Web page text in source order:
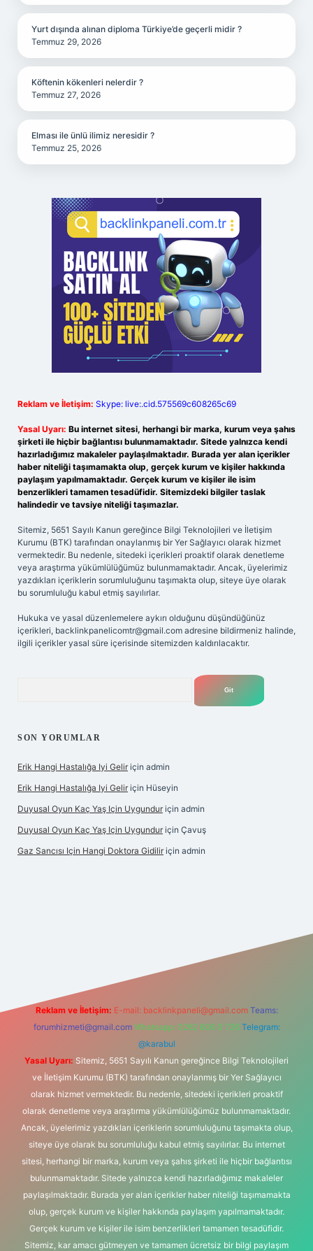
Yurt dışında alınan diploma Türkiye’de geçerli midir ?
Temmuz 29, 2026
Köftenin kökenleri nelerdir ?
Temmuz 27, 2026
Elması ile ünlü ilimiz neresidir ?
Temmuz 25, 2026
Reklam ve İletişim: Skype: live:.cid.575569c608265c69
Yasal Uyarı: Bu internet sitesi, herhangi bir marka, kurum veya şahıs
şirketi ile hiçbir bağlantısı bulunmamaktadır. Sitede yalnızca kendi
hazırladığımız makaleler paylaşılmaktadır. Burada yer alan içerikler
haber niteliği taşımamakta olup, gerçek kurum ve kişiler hakkında
paylaşım yapılmamaktadır. Gerçek kurum ve kişiler ile isim
benzerlikleri tamamen tesadüfidir. Sitemizdeki bilgiler taslak
halindedir ve tavsiye niteliği taşımazlar.
Sitemiz, 5651 Sayılı Kanun gereğince Bilgi Teknolojileri ve İletişim
Kurumu (BTK) tarafından onaylanmış bir Yer Sağlayıcı olarak hizmet
vermektedir. Bu nedenle, sitedeki içerikleri proaktif olarak denetleme
veya araştırma yükümlülüğümüz bulunmamaktadır. Ancak, üyelerimiz
yazdıkları içeriklerin sorumluluğunu taşımakta olup, siteye üye olarak
bu sorumluluğu kabul etmiş sayılırlar.
Hukuka ve yasal düzenlemelere aykırı olduğunu düşündüğünüz
içerikleri, backlinkpanelicomtr@gmail.com adresine bildirmeniz halinde,
ilgili içerikler yasal süre içerisinde sitemizden kaldırılacaktır.
SON YORUMLAR
Erik Hangi Hastalığa Iyi Gelir için admin
Erik Hangi Hastalığa Iyi Gelir için Hüseyin
Duyusal Oyun Kaç Yaş Için Uygundur için admin
Duyusal Oyun Kaç Yaş Için Uygundur için Çavuş
Gaz Sancısı Için Hangi Doktora Gidilir için admin
Reklam ve İletişim: E-mail: backlinkpaneli@gmail.com Teams:
forumhizmeti@gmail.com Whatsapp: 0262 606 0 726 Telegram:
@karabul
Yasal Uyarı: Sitemiz, 5651 Sayılı Kanun gereğince Bilgi Teknolojileri
ve İletişim Kurumu (BTK) tarafından onaylanmış bir Yer Sağlayıcı
olarak hizmet vermektedir. Bu nedenle, sitedeki içerikleri proaktif
olarak denetleme veya araştırma yükümlülüğümüz bulunmamaktadır.
Ancak, üyelerimiz yazdıkları içeriklerin sorumluluğunu taşımakta olup,
siteye üye olarak bu sorumluluğu kabul etmiş sayılırlar. Bu internet
sitesi, herhangi bir marka, kurum veya şahıs şirketi ile hiçbir bağlantısı
bulunmamaktadır. Sitede yalnızca kendi hazırladığımız makaleler
paylaşılmaktadır. Burada yer alan içerikler haber niteliği taşımamakta
olup, gerçek kurum ve kişiler hakkında paylaşım yapılmamaktadır.
Gerçek kurum ve kişiler ile isim benzerlikleri tamamen tesadüfidir.
Sitemiz, kar amacı gütmeyen ve tamamen ücretsiz bir bilgi paylaşım